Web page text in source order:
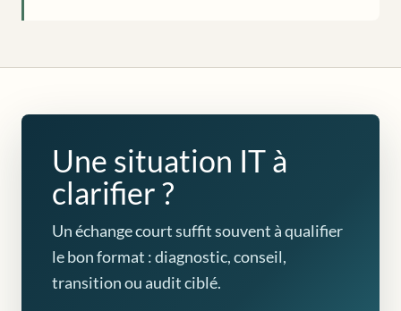
Une situation IT à
clarifier ?
Un échange court suffit souvent à qualifier
le bon format : diagnostic, conseil,
transition ou audit ciblé.